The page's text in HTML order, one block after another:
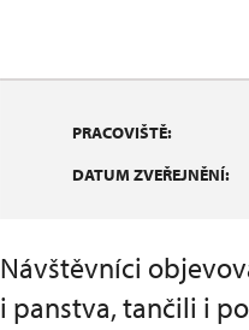
PRACOVIŠTĚ:
DATUM ZVEŘEJNĚNÍ:
Návštěvníci
i panstva, tančili i